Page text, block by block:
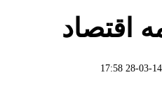
اقتصاد
1405-